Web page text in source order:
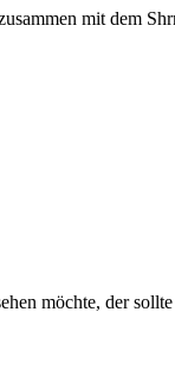
mit dem
möchte, der